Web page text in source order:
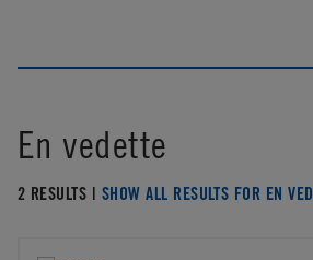
En vedette
2 RESULTS | SHOW ALL RESULTS FOR EN